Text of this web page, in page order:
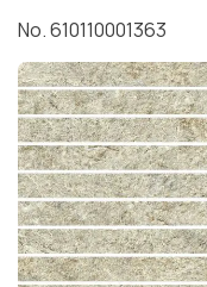
No. 610110001363